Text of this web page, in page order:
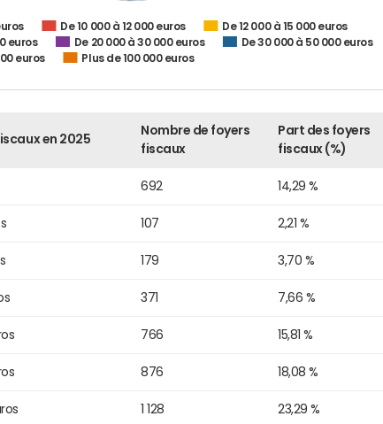
De 10 000 à 12 000 euros
De 12 000 à 15 000 euros
euros
De 20 000 à 30 000 euros
De 30 000 à 50 000 euros
euros
Plus de 100 000 euros
en 2025
Nombre de foyers
fiscaux
Part des foyers
fiscaux (%)
692 14,29 %
107 2,21 %
179 3,70 %
371 7,66 %
766 15,81 %
876 18,08 %
1 128 23,29 %